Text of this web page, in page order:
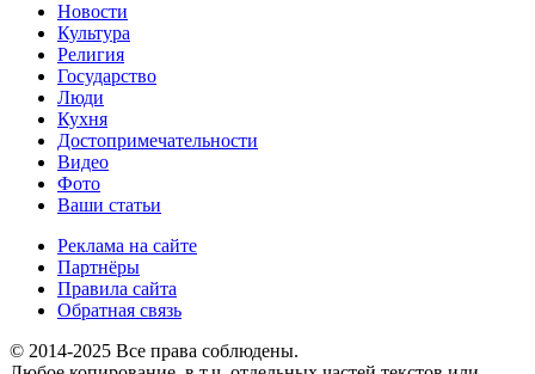
Новости
Культура
Религия
Государство
Люди
Кухня
Достопримечательности
Видео
Фото
Ваши статьи
Реклама на сайте
Партнёры
Правила сайта
Обратная связь
© 2014-2025 Все права соблюдены.